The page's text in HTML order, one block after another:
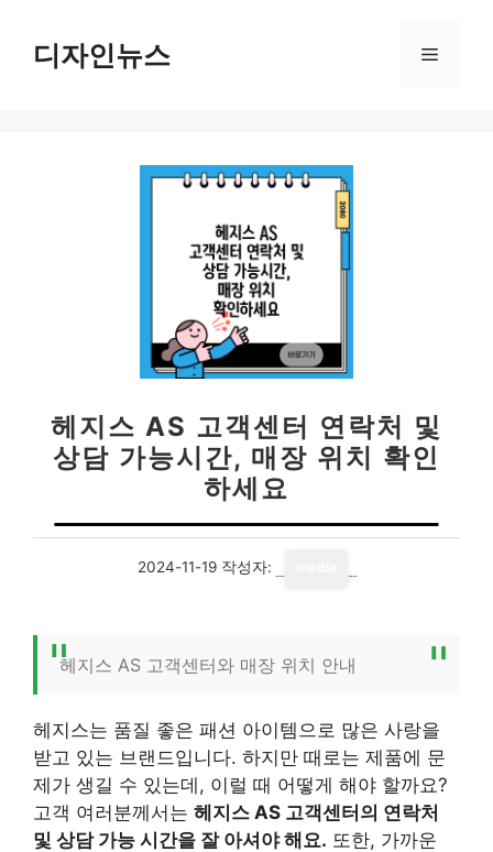
디자인뉴스 메
헤지스 AS 고객센터 연락처 및
상담 가능시간, 매장 위치 확인
하세요
2024-11-19 작성자:
헤지스 AS 고객센터와 매장 위치 안내
헤지스는 품질 좋은 패션 아이템으로 많은 사랑을
받고 있는 브랜드입니다. 하지만 때로는 제품에 문
제가 생길 수 있는데, 이럴 때 어떻게 해야 할까요?
고객 여러분께서는 헤지스 AS 고객센터의 연락처
및 상담 가능 시간을 잘 아셔야 해요. 또한, 가까운